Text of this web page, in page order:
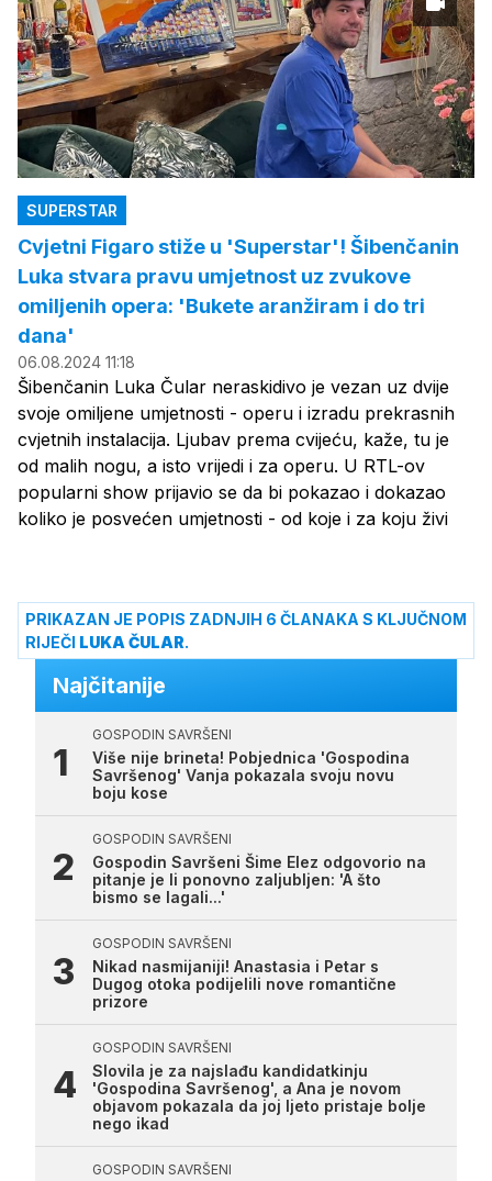
SUPERSTAR
Cvjetni Figaro stiže u 'Superstar'! Šibenčanin
Luka stvara pravu umjetnost uz zvukove
omiljenih opera: 'Bukete aranžiram i do tri
dana'
06.08.2024 11:18
Šibenčanin Luka Čular neraskidivo je vezan uz dvije
svoje omiljene umjetnosti - operu i izradu prekrasnih
cvjetnih instalacija. Ljubav prema cvijeću, kaže, tu je
od malih nogu, a isto vrijedi i za operu. U RTL-ov
popularni show prijavio se da bi pokazao i dokazao
koliko je posvećen umjetnosti - od koje i za koju živi
PRIKAZAN JE POPIS ZADNJIH 6 ČLANAKA S KLJUČNOM
RIJEČI LUKA ČULAR.
Najčitanije
GOSPODIN SAVRŠENI
Više nije brineta! Pobjednica 'Gospodina
Savršenog' Vanja pokazala svoju novu
boju kose
GOSPODIN SAVRŠENI
Gospodin Savršeni Šime Elez odgovorio na
pitanje je li ponovno zaljubljen: 'A što
bismo se lagali...'
GOSPODIN SAVRŠENI
Nikad nasmijaniji! Anastasia i Petar s
Dugog otoka podijelili nove romantične
prizore
GOSPODIN SAVRŠENI
Slovila je za najslađu kandidatkinju
'Gospodina Savršenog', a Ana je novom
objavom pokazala da joj ljeto pristaje bolje
nego ikad
GOSPODIN SAVRŠENI